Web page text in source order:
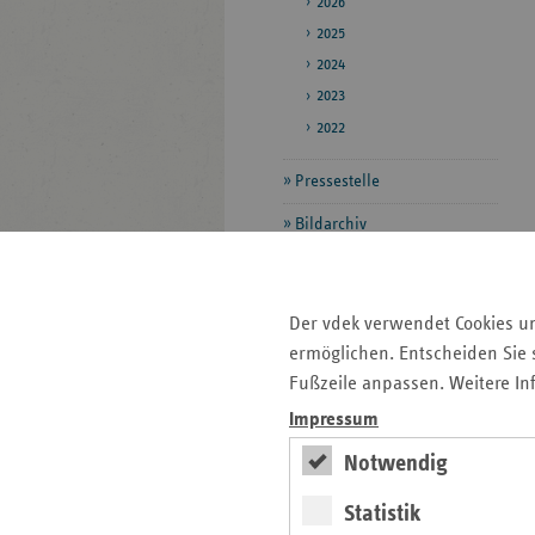
Der vdek verwendet Cookies
ermöglichen. Entscheiden
Fußzeile anpassen. Weitere
Impressum
Notwendig
Statistik
2025
2024
2023
2022
Pressestelle
Bildarchiv
weiteren
Informationen
Auf einen Blick
Pressemitteilungen
Kontakt und Anfahrt
Veranstaltungen
Ansprechpartner